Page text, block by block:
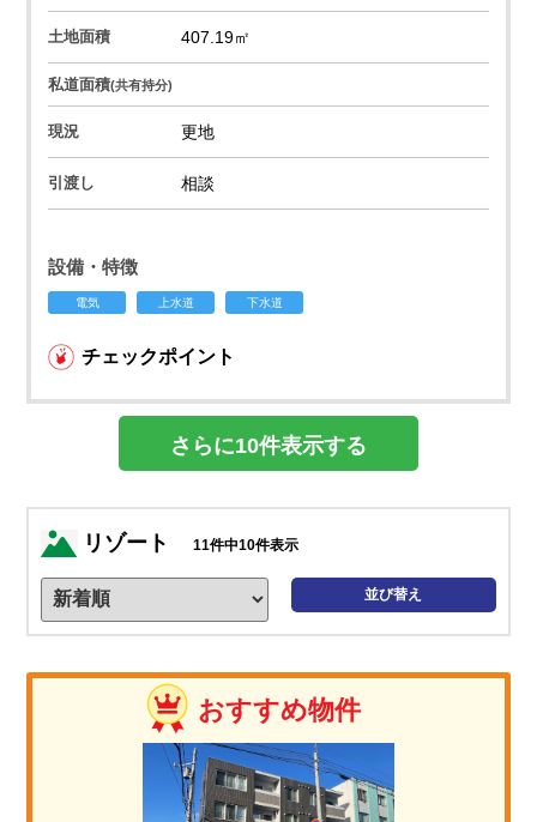
土地面積 407.19㎡
私道面積(共有持分)
現況 更地
引渡し 相談
設備・特徴
電気 上水道 下水道
チェックポイント
さらに10件表示する
リゾート 11件中10件表示
並び替え
おすすめ物件